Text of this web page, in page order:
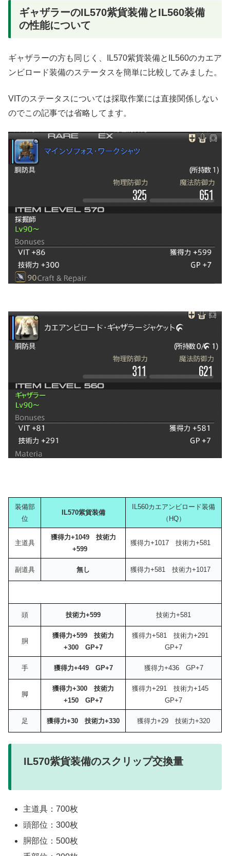
ギャザラーのIL570紫貨装備とIL560装備
の性能について
ギャザラーの方も同じく、IL570紫貨装備とIL560のカエア
ンビロード装備のステータスを簡単に比較してみました。
VITのステータスについては採取作業には直接関係しない
のでこの記事では省略してます。
装備部
位
IL570紫貨装備
IL560カエアンビロード装備
（HQ）
主道具
獲得力+1049 技術力
+599
獲得力+1017 技術力+581
副道具 無し 獲得力+581 技術力+1017
頭 技術力+599 技術力+581
胴
獲得力+599 技術力
+300 GP+7
獲得力+581 技術力+291
GP+7
手 獲得力+449 GP+7 獲得力+436 GP+7
脚
獲得力+300 技術力
+150 GP+7
獲得力+291 技術力+145
GP+7
足 獲得力+30 技術力+330 獲得力+29 技術力+320
IL570紫貨装備のスクリップ交換量
主道具：700枚
頭部位：300枚
胴部位：500枚